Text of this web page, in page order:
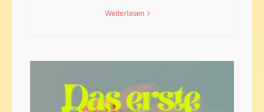
Weiterlesen